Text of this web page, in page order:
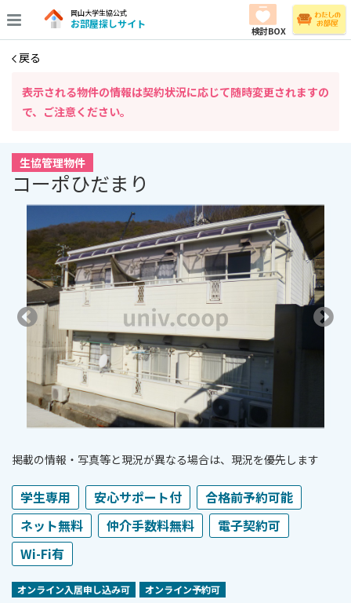
岡山大学生協公式
お部屋探しサイト
検討BOX
戻る
表⽰される物件の情報は契約状況に応じて随時変更されますの
で、ご注意ください。
生協管理物件
コーポひだまり
掲載の情報・写真等と現況が異なる場合は、現況を優先します
学生専用 安心サポート付
合格前予約可能
ネット無料
仲介手数料無料
電子契約可
Wi-Fi有
オンライン⼊居申し込み可 オンライン予約可